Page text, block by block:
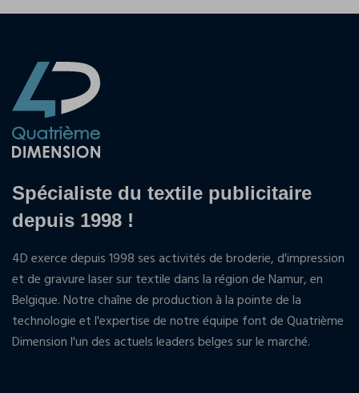
Spécialiste du textile publicitaire
depuis 1998 !
4D exerce depuis 1998 ses activités de broderie, d'impression
et de gravure laser sur textile dans la région de Namur, en
Belgique. Notre chaîne de production à la pointe de la
technologie et l'expertise de notre équipe font de Quatrième
Dimension l'un des actuels leaders belges sur le marché.